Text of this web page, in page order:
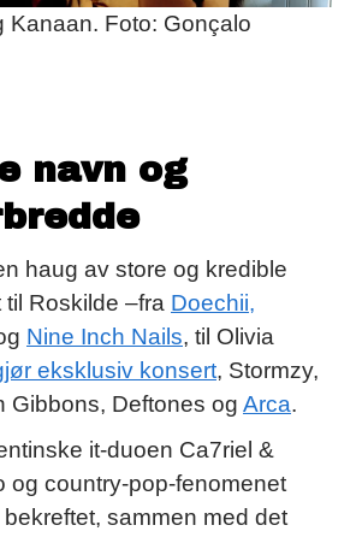
Foto: Gonçalo
navn og
haug av store og kredible
Roskilde –fra Doechii,
Nine Inch Nails, til Olivia
eksklusiv konsert, Stormzy,
Gibbons, Deftones og Arca.
it-duoen Ca7riel &
og country-pop-fenomenet
sammen med det